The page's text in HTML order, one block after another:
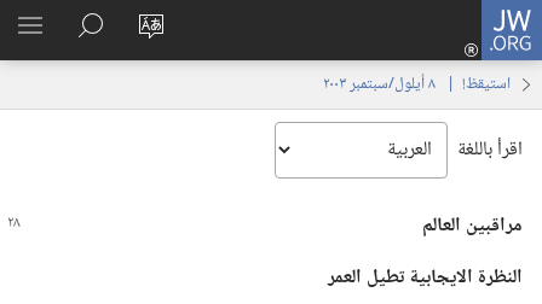
JW.ORG
تغيير
الموقع
تسجيل
الدخول
نافذة
البحث
JW.‎ORG
استيقظ‏!‏ | ‏‎ ٨‏ ‏‎أيلول/سبتمبر‏ ‎٢٠٠٣
اقرأ باللغة
مراقبين العالم
النظرة الايجابية تطيل العمر